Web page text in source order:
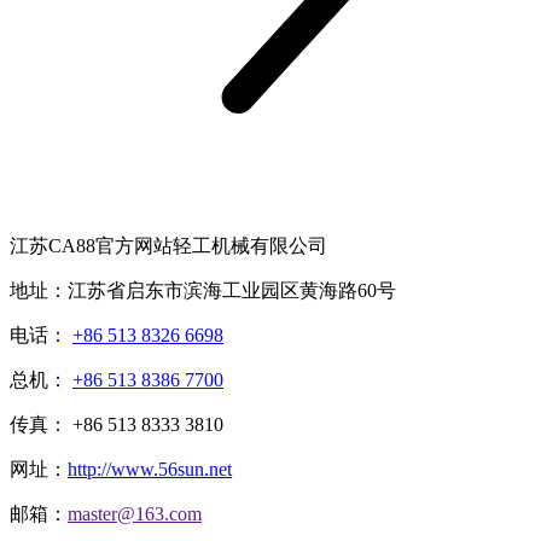
江苏CA88官方网站轻工机械有限公司
地址：江苏省启东市滨海工业园区黄海路60号
电话： +86 513 8326 6698
总机： +86 513 8386 7700
传真： +86 513 8333 3810
网址： http://www.56sun.net
邮箱： master@163.com